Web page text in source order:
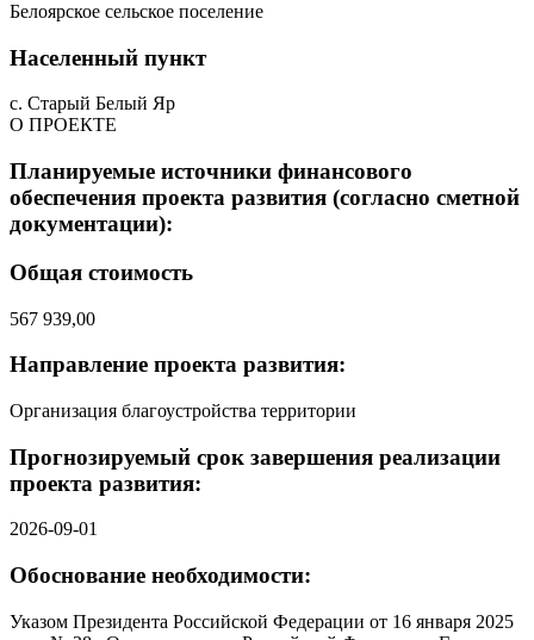
Белоярское сельское поселение
Населенный пункт
с. Старый Белый Яр
О ПРОЕКТЕ
Планируемые источники финансового
обеспечения проекта развития (согласно сметной
документации):
Общая стоимость
567 939,00
Направление проекта развития:
Организация благоустройства территории
Прогнозируемый срок завершения реализации
проекта развития:
2026-09-01
Обоснование необходимости:
Указом Президента Российской Федерации от 16 января 2025